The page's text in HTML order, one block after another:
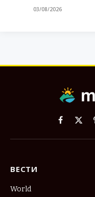
03/08/2026
Facebook
X
ВЕСТИ
World